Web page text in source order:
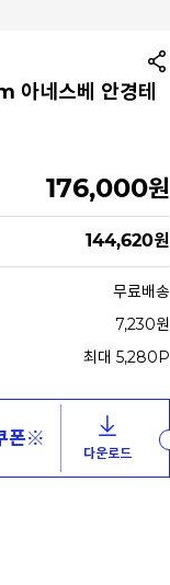
네스베 안경테
176,000원
144,620원
무료배송
7,230원
최대 5,280P
폰※
다운로드